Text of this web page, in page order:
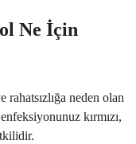
Ne İçin
neden olan
kırmızı,